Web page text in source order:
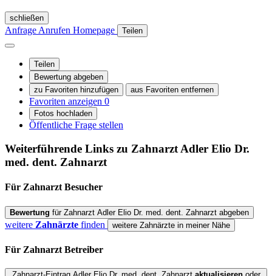
schließen
Anfrage Anrufen Homepage Teilen
Teilen
Bewertung abgeben
zu Favoriten hinzufügen
aus Favoriten entfernen
Favoriten anzeigen 0
Fotos hochladen
Öffentliche Frage stellen
Weiterführende Links zu Zahnarzt Adler Elio Dr.
med. dent. Zahnarzt
Für Zahnarzt Besucher
Bewertung für Zahnarzt Adler Elio Dr. med. dent. Zahnarzt abgeben
weitere Zahnärzte finden weitere Zahnärzte in meiner Nähe
Für Zahnarzt Betreiber